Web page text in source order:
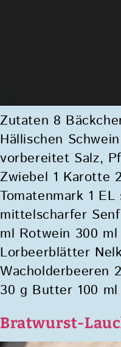
Zutaten 8
Hällischen
vorbereitet Salz,
Zwiebel 1 Karotte
Tomatenmark 1
mittelscharfer
ml Rotwein 300
Lorbeerblätter
Wacholderbeeren
30 g Butter 100
Bratwurst-